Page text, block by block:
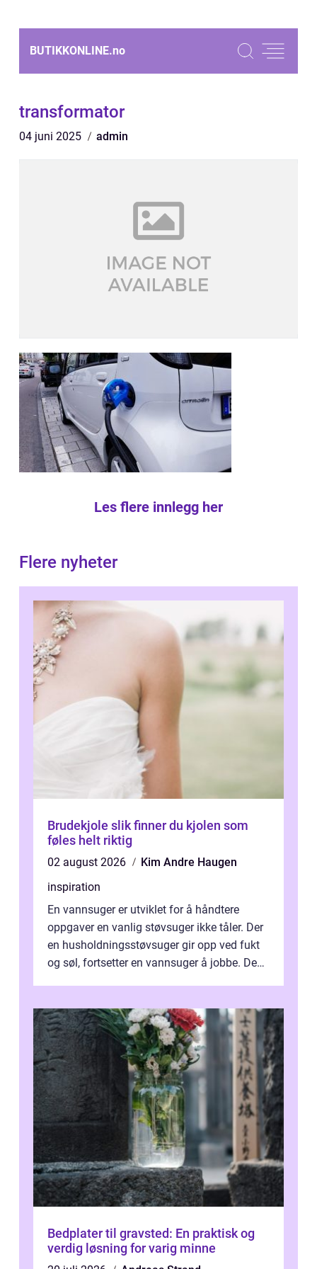
BUTIKKONLINE.no
transformator
04 juni 2025 admin
Les flere innlegg her
Flere nyheter
Brudekjole slik finner du kjolen som
føles helt riktig
02 august 2026
Kim Andre Haugen
inspiration
En vannsuger er utviklet for å håndtere
oppgaver en vanlig støvsuger ikke tåler. Der
en husholdningsstøvsuger gir opp ved fukt
og søl, fortsetter en vannsuger å jobbe. Den
Bedplater til gravsted: En praktisk og
verdig løsning for varig minne